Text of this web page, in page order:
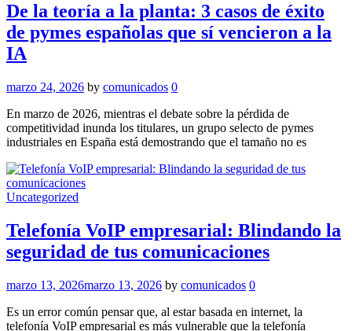
De la teoría a la planta: 3 casos de éxito
de pymes españolas que sí vencieron a la
IA
marzo 24, 2026 by comunicados 0
En marzo de 2026, mientras el debate sobre la pérdida de
competitividad inunda los titulares, un grupo selecto de pymes
industriales en España está demostrando que el tamaño no es
Uncategorized
Telefonía VoIP empresarial: Blindando la
seguridad de tus comunicaciones
marzo 13, 2026marzo 13, 2026 by comunicados 0
Es un error común pensar que, al estar basada en internet, la
telefonía VoIP empresarial es más vulnerable que la telefonía